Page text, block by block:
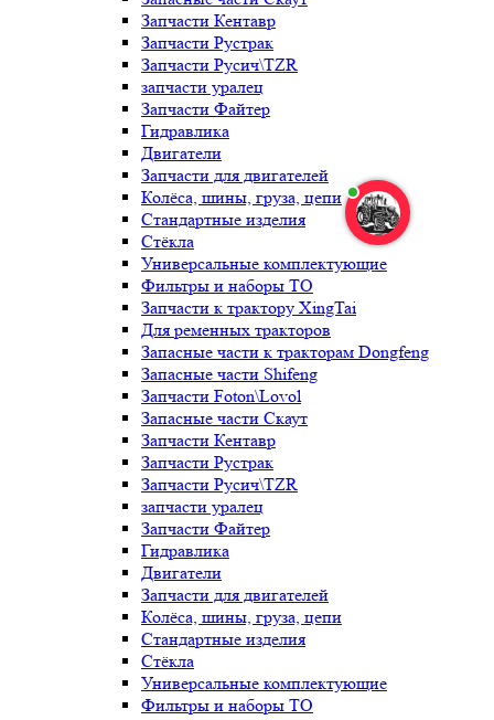
Запчасти Кентавр
Запчасти Рустрак
Запчасти Русич\TZR
запчасти уралец
Запчасти Файтер
Гидравлика
Двигатели
Запчасти для двигателей
Колёса, шины, груза, цепи
Стандартные изделия
Стёкла
Универсальные комплектующие
Фильтры и наборы ТО
Запчасти к трактору XingTai
Для ременных тракторов
Запасные части к тракторам Dongfeng
Запасные части Shifeng
Запчасти Foton\Lovol
Запасные части Скаут
Запчасти Кентавр
Запчасти Рустрак
Запчасти Русич\TZR
запчасти уралец
Запчасти Файтер
Гидравлика
Двигатели
Запчасти для двигателей
Колёса, шины, груза, цепи
Стандартные изделия
Стёкла
Универсальные комплектующие
Фильтры и наборы ТО